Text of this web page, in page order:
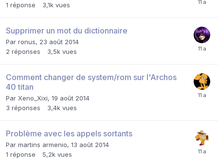
1 réponse 3,1k vues
Supprimer un mot du dictionnaire
Par ronus, 23 août 2014
2 réponses 3,5k vues
Comment changer de system/rom sur l'Archos
40 titan
Par Xeno_Xixi, 19 août 2014
3 réponses 3,4k vues
Problème avec les appels sortants
Par martins armenio, 13 août 2014
1 réponse 5,2k vues